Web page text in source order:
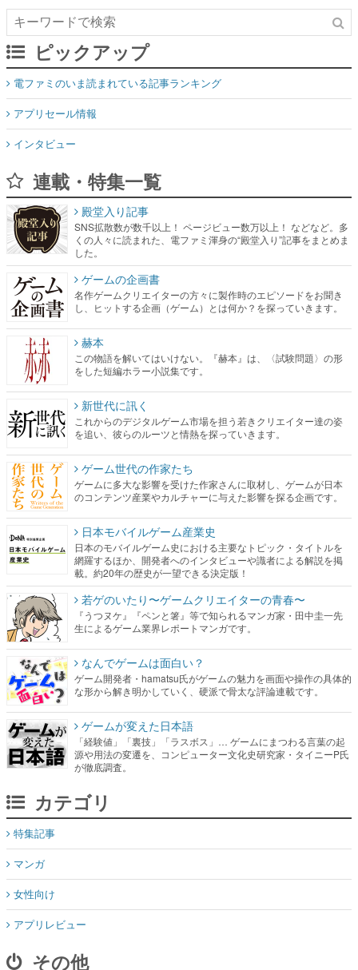
ピックアップ
電ファミのいま読まれている記事ランキング
アプリセール情報
インタビュー
連載・特集一覧
殿堂入り記事
SNS拡散数が数千以上！ ページビュー数万以上！ などなど。多
くの人々に読まれた、電ファミ渾身の“殿堂入り”記事をまとめま
した。
ゲームの企画書
名作ゲームクリエイターの方々に製作時のエピソードをお聞き
し、ヒットする企画（ゲーム）とは何か？を探っていきます。
赫本
この物語を解いてはいけない。『赫本』は、〈試験問題〉の形
をした短編ホラー小説集です。
新世代に訊く
これからのデジタルゲーム市場を担う若きクリエイター達の姿
を追い、彼らのルーツと情熱を探っていきます。
ゲーム世代の作家たち
ゲームに多大な影響を受けた作家さんに取材し、ゲームが日本
のコンテンツ産業やカルチャーに与えた影響を探る企画です。
日本モバイルゲーム産業史
日本のモバイルゲーム史における主要なトピック・タイトルを
網羅するほか、開発者へのインタビューや識者による解説を掲
載。約20年の歴史が一望できる決定版！
若ゲのいたり〜ゲームクリエイターの青春〜
『うつヌケ』『ペンと箸』等で知られるマンガ家・田中圭一先
生によるゲーム業界レポートマンガです。
なんでゲームは面白い？
ゲーム開発者・hamatsu氏がゲームの魅力を画面や操作の具体的
な形から解き明かしていく、硬派で骨太な評論連載です。
ゲームが変えた日本語
「経験値」「裏技」「ラスボス」… ゲームにまつわる言葉の起
源や用法の変遷を、コンピューター文化史研究家・タイニーP氏
が徹底調査。
カテゴリ
特集記事
マンガ
女性向け
アプリレビュー
その他